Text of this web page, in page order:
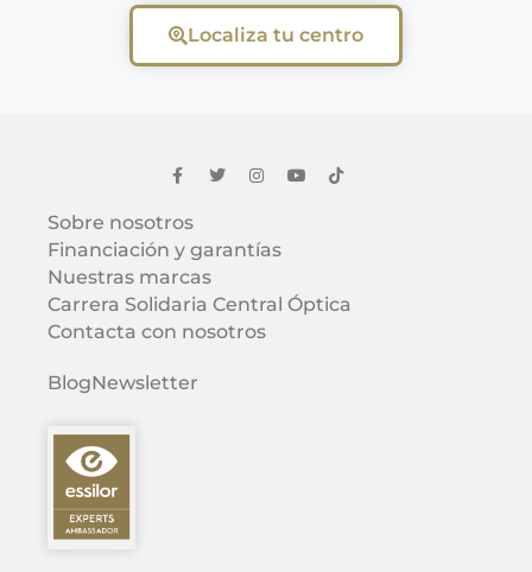
Localiza tu centro
Sobre nosotros
Financiación y garantías
Nuestras marcas
Carrera Solidaria Central Óptica
Contacta con nosotros
BlogNewsletter